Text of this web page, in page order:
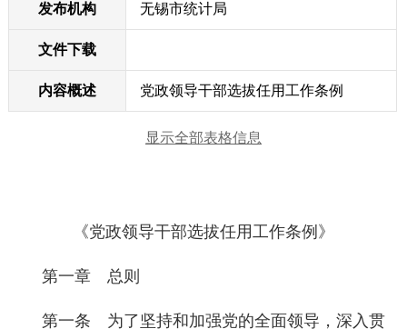
发布机构 无锡市统计局
文件下载
内容概述 党政领导干部选拔任用工作条例
显示全部表格信息
《党政领导干部选拔任用工作条例》
第一章 总则
第一条 为了坚持和加强党的全面领导，深入贯